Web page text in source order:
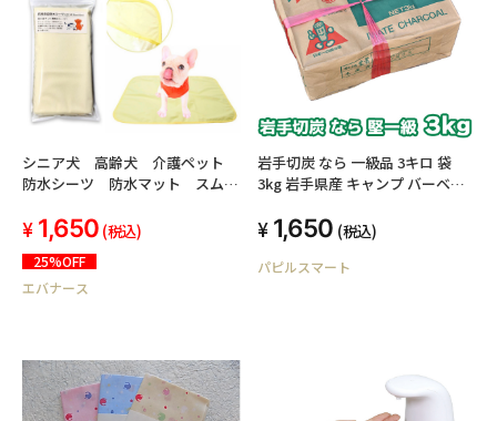
シニア犬 高齢犬 介護ペット
防水シーツ 防水マット スムー
1,650 (税込)
25%OFF
エバナース
岩手切炭 なら 一級品 3キロ 袋
3kg 岩手県産 キャンプ バーベキ
産木炭 川遊び ロッジ レジャー 行
楽 安全 安心
1,650 (税込)
パピルスマート